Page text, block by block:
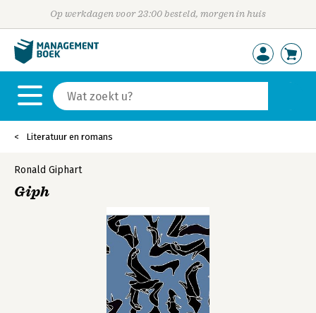
Op werkdagen voor 23:00 besteld, morgen in huis
Literatuur en romans
Ronald Giphart
Giph